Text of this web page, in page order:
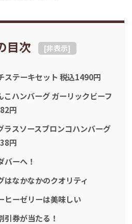
目次 [非表示]
ステーキセット 税込1490円
こハンバーグ ガーリックビーフ
円
ラスソースブロンコハンバーグ
円
ーへ！
はなかなかのクオリティ
ヒーゼリーは美味しい
券が当たる！